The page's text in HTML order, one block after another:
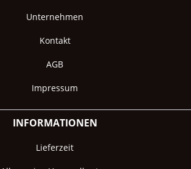
Unternehmen
Kontakt
AGB
Impressum
INFORMATIONEN
Lieferzeit